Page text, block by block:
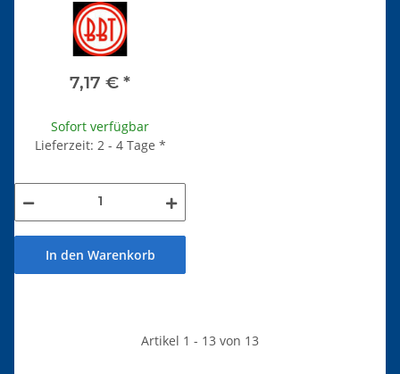
7,17 € *
Sofort verfügbar
Lieferzeit: 2 - 4 Tage *
In den Warenkorb
Artikel 1 - 13 von 13